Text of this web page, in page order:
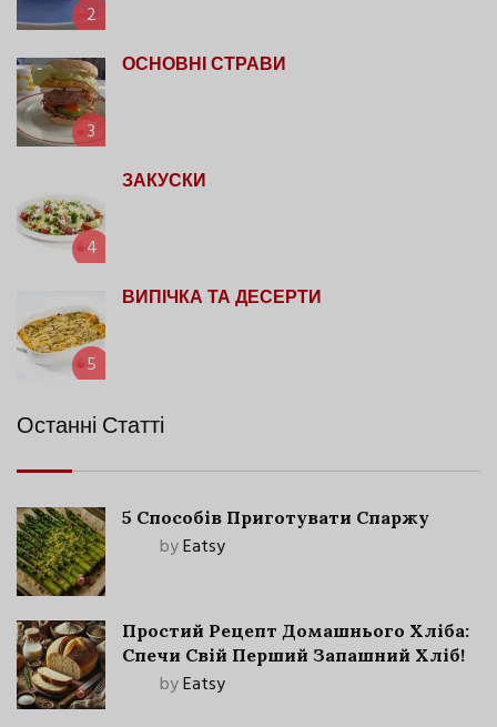
2
3
ОСНОВНІ СТРАВИ
4
ЗАКУСКИ
5
ВИПІЧКА ТА ДЕСЕРТИ
Останні Статті
5 Способів Приготувати Спаржу
byEatsy
Простий Рецепт Домашнього Хліба:
Спечи Свій Перший Запашний Хліб!
byEatsy